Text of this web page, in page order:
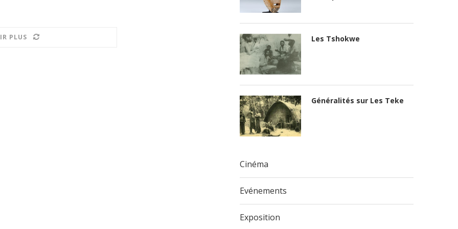
PLUS Les Tshokwe
Généralités sur Les Teke
Cinéma
Evénements
Exposition